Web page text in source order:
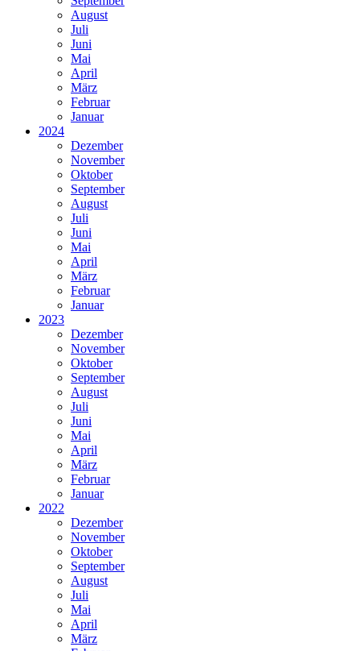
August
Juli
Juni
Mai
April
März
Februar
Januar
2024
Dezember
November
Oktober
September
August
Juli
Juni
Mai
April
März
Februar
Januar
2023
Dezember
November
Oktober
September
August
Juli
Juni
Mai
April
März
Februar
Januar
2022
Dezember
November
Oktober
September
August
Juli
Mai
April
März